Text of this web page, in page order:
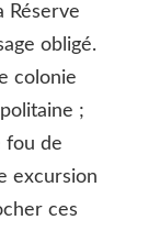
Réserve
obligé.
colonie
;
fou de
excursion
ces